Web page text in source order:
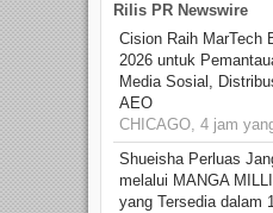
Rilis PR Newswire
Cision Raih MarTech
2026 untuk
Media Sosial,
AEO
CHICAGO, 4 jam
Shueisha Perluas
melalui MANGA
yang Tersedia dalam